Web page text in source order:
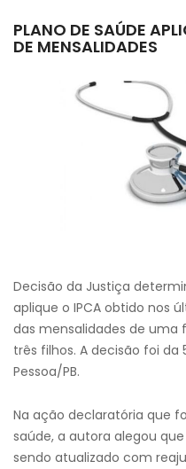
PLANO DE SAÚDE
DE MENSALIDADES
Decisão da Justiça
aplique o IPCA obtido nos
das mensalidades de
três filhos. A decisão foi da
Pessoa/PB.
Na ação declaratória que
saúde, a autora alegou
sendo atualizado com